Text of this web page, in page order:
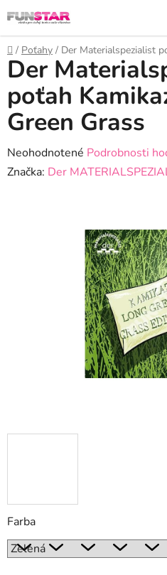
na
obsah
Domov
/ Poťahy / Der Materialspezialist
Farba
Der
poťah
Green Grass
Priemerné
hodnotenie
Neohodnotené Podrobnosti
Značka: Der